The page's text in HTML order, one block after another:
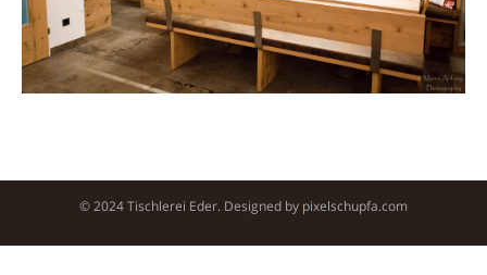
© 2024 Tischlerei Eder. Designed by pixelschupfa.com